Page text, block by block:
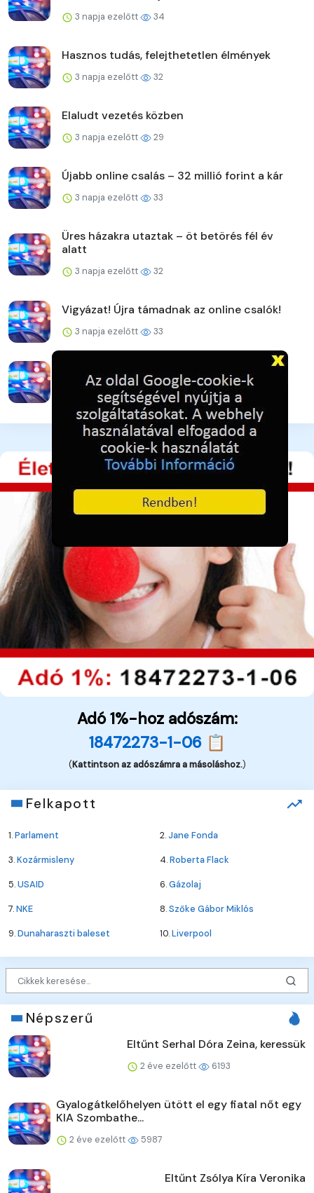
3 napja ezelőtt 34
Hasznos tudás, felejthetetlen élmények
3 napja ezelőtt 32
Elaludt vezetés közben
3 napja ezelőtt 29
Újabb online csalás – 32 millió forint a kár
3 napja ezelőtt 33
Üres házakra utaztak – öt betörés fél év
alatt
3 napja ezelőtt 32
Vigyázat! Újra támadnak az online csalók!
3 napja ezelőtt 33
Ütéssel rendezte a konfliktust
3 napja ezelőtt 32
Adó 1%-hoz adószám:
18472273-1-06 📋
(Kattintson az adószámra a másoláshoz.)
Felkapott
1.Parlament 2.Jane Fonda
3.Kozármisleny 4.Roberta Flack
5.USAID 6.Gázolaj
7.NKE 8.Szőke Gábor Miklós
9.Dunaharaszti baleset 10.Liverpool
Népszerű
Eltűnt Serhal Dóra Zeina, keressük
2 éve ezelőtt 6193
Gyalogátkelőhelyen ütött el egy fiatal nőt egy
KIA Szombathe...
2 éve ezelőtt 5987
Eltűnt Zsólya Kíra Veronika